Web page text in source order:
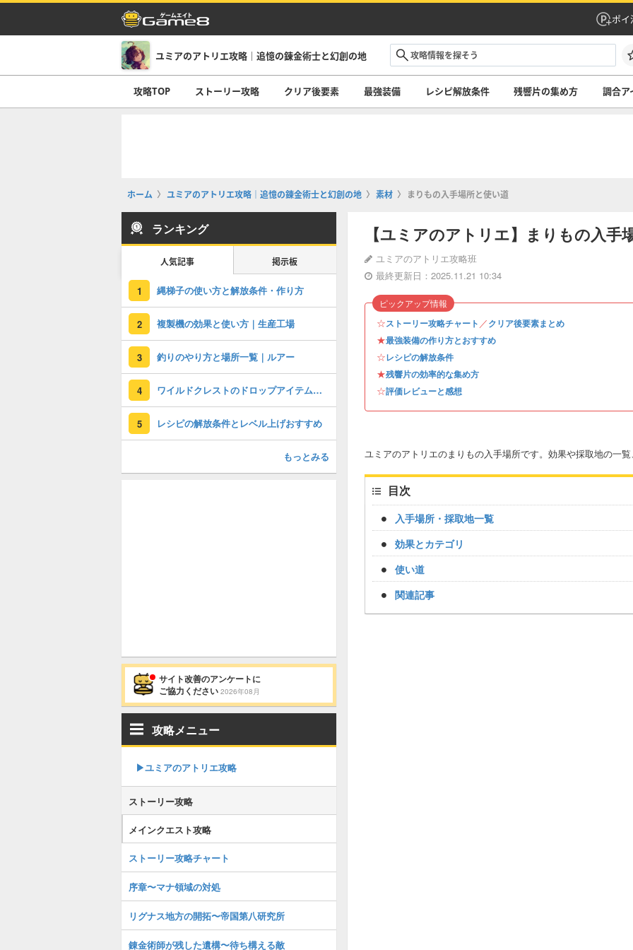
ポイ
ユミアのアトリエ攻略｜追憶の錬金術士と幻創の地
攻略TOP ストーリー攻略 クリア後要素 最強装備 レシピ解放条件 残響片の集め方 調合ア
ホーム ユミアのアトリエ攻略｜追憶の錬金術士と幻創の地 素材 まりもの入手場所と使い道
【ユミアのアトリエ】まりもの入手
ユミアのアトリエ攻略班
最終更新日：2025.11.21 10:34
☆ストーリー攻略チャート ／クリア後要素まとめ
★最強装備の作り方とおすすめ
☆レシピの解放条件
★残響片の効率的な集め方
☆評価レビューと感想
ピックアップ情報
ユミアのアトリエのまりもの入手場所です。効果や採取地の一
目次
入手場所・採取地一覧
効果とカテゴリ
使い道
関連記事
ランキング
人気記事 掲示板
1 縄梯子の使い方と解放条件・作り方
2 複製機の効果と使い方｜生産工場
3 釣りのやり方と場所一覧｜ルアー
4 ワイルドクレストのドロップアイテムと出現場所
5 レシピの解放条件とレベル上げおすすめ
もっとみる
サイト改善のアンケートに
ご協力ください 2026年08月
攻略メニュー
▶︎ユミアのアトリエ攻略
ストーリー攻略
メインクエスト攻略
ストーリー攻略チャート
序章〜マナ領域の対処
リグナス地方の開拓〜帝国第八研究所
錬金術師が残した遺構〜待ち構える敵